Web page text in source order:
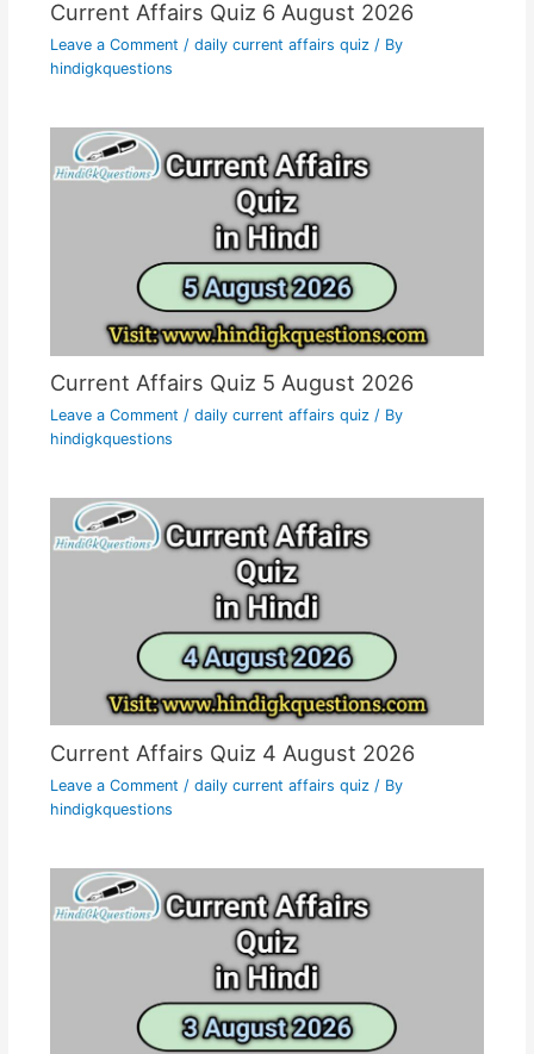
Current Affairs Quiz 6 August 2026
Leave a Comment / daily current affairs quiz/ By
hindigkquestions
Current Affairs Quiz 5 August 2026
Leave a Comment / daily current affairs quiz/ By
hindigkquestions
Current Affairs Quiz 4 August 2026
Leave a Comment / daily current affairs quiz/ By
hindigkquestions